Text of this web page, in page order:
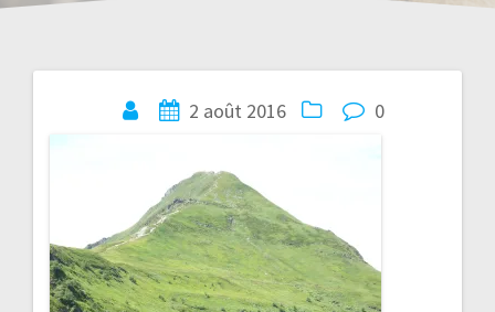
2 août 2016 0
Navigation
l’article